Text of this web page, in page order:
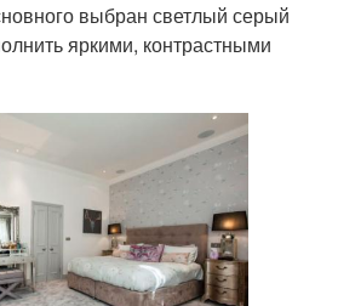
выбран светлый серый
яркими, контрастными